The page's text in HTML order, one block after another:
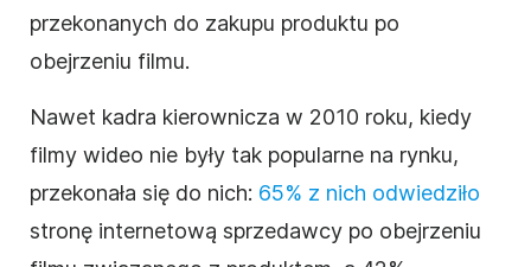
przekonanych do zakupu produktu po
obejrzeniu filmu.
Nawet kadra kierownicza w 2010 roku, kiedy
filmy wideo nie były tak popularne na rynku,
przekonała się do nich: 65% z nich odwiedziło
stronę internetową sprzedawcy po obejrzeniu